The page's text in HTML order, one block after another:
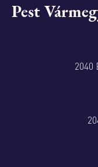
Pest
2040